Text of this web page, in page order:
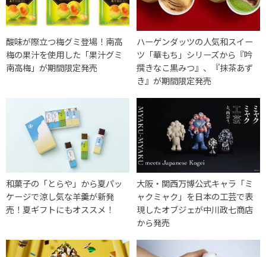
酸味が際立つ梅グミ登場！南高
梅の果汁を使用した「果汁グミ
南高梅」が期間限定発売
ハーゲンダッツの人気和スイー
ツ「華もち」シリーズから『吟
撰きなこ黒みつ』、『抹茶あず
き』が期間限定発売
和菓子の「とらや」から夏パッ
ケージで涼し気な羊羹が新発
売！夏ギフトにもオススメ！
大阪・関西万博公式キャラ「ミ
ャクミャク」を日本の工芸で表
現したオブジェが中川政七商店
から発売